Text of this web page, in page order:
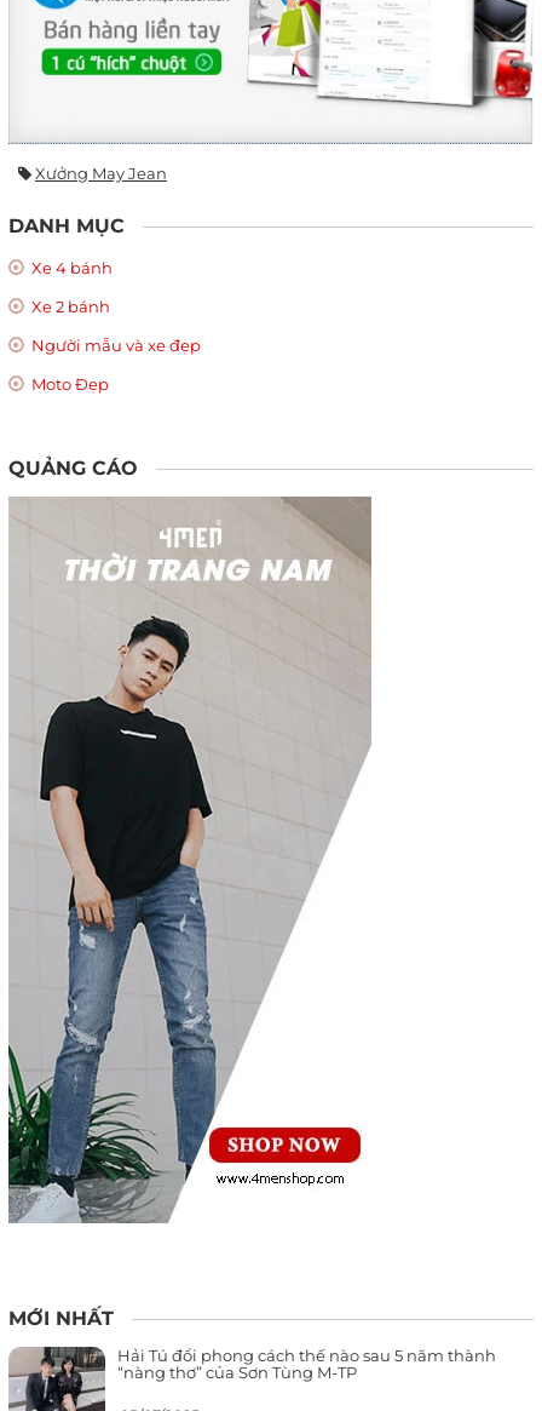
Xưởng May Jean
DANH MỤC
Xe 4 bánh
Xe 2 bánh
Người mẫu và xe đẹp
Moto Đẹp
QUẢNG CÁO
MỚI NHẤT
Hải Tú đổi phong cách thế nào sau 5 năm thành
“nàng thơ” của Sơn Tùng M-TP